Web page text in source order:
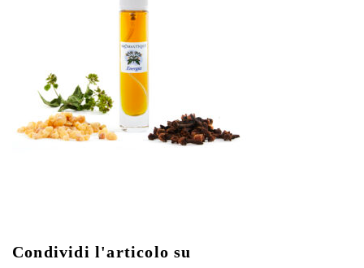
Condividi l'articolo su